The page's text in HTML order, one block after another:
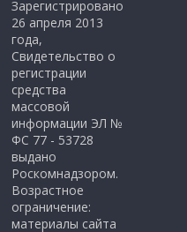
Зарегистрировано
26 апреля 2013
года,
Свидетельство о
регистрации
средства
массовой
информации ЭЛ №
ФС 77 - 53728
выдано
Роскомнадзором.
Возрастное
ограничение:
материалы сайта